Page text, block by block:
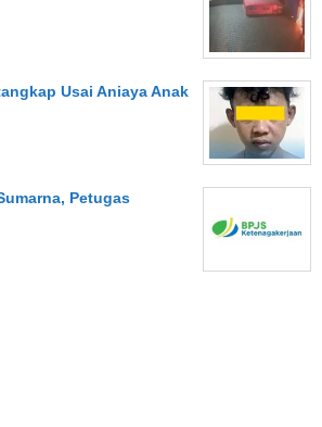
Usai Aniaya Anak
Petugas